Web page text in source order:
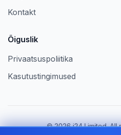
Kontakt
Õiguslik
Privaatsuspoliitika
Kasutustingimused
©2026i24 Limited. All